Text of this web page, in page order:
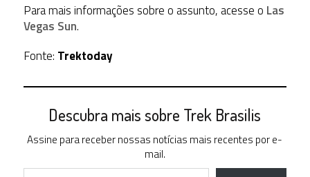
Para mais informações sobre o assunto, acesse o Las
Vegas Sun.
Fonte: Trektoday
Descubra mais sobre Trek Brasilis
Assine para receber nossas notícias mais recentes por e-
mail.
Digite seu e-mail…